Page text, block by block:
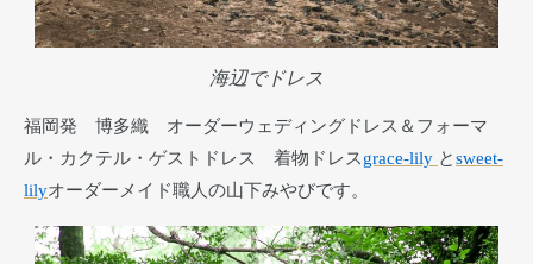
海辺でドレス
福岡発 博多織 オーダーウェディングドレス＆フォーマ
ル・カクテル・ゲストドレス 着物ドレスgrace-lily とsweet-
lilyオーダーメイド職人の山下みやびです。